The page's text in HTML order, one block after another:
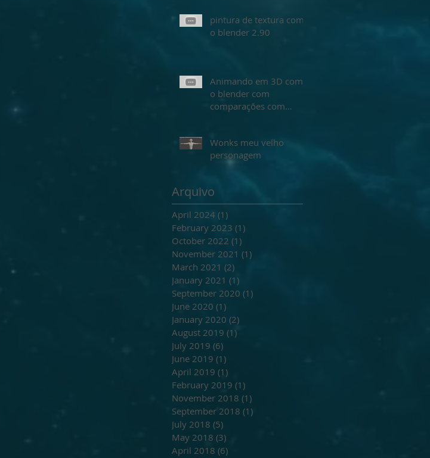
pintura de textura com
o blender 2.90
Animando em 3D com
o blender com
comparações com
Wonks meu velho
personagem
Arquivo
April 2024 (1)
February 2023 (1)
October 2022 (1)
November 2021 (1)
March 2021 (2)
January 2021 (1)
September 2020 (1)
June 2020 (1)
January 2020 (2)
August 2019 (1)
July 2019 (6)
June 2019 (1)
April 2019 (1)
February 2019 (1)
November 2018 (1)
September 2018 (1)
July 2018 (5)
May 2018 (3)
April 2018 (6)